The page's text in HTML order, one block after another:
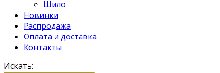
Шило
Новинки
Распродажа
Оплата и доставка
Контакты
Искать: